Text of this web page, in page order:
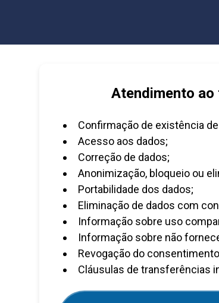
Atendimento
Confirmação de existência
Acesso aos dados;
Correção de dados;
Anonimização, bloqueio ou
Portabilidade dos dados;
Eliminação de dados com
Informação sobre uso
Informação sobre não
Revogação do
Cláusulas de transferências